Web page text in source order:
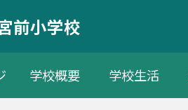
前小学校
学校概要 学校生活